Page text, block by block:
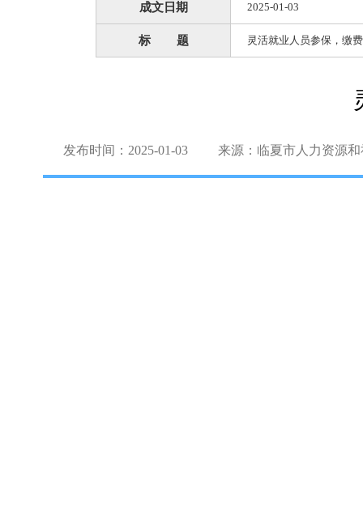
成文日期 2025-01-03
标 题 灵活就业人员参保，缴
发布时间：2025-01-03 来源：临夏市人力资源